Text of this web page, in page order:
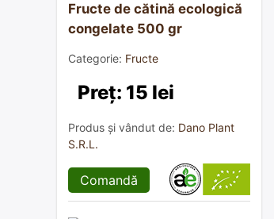
Fructe de cătină ecologică
congelate 500 gr
Categorie: Fructe
Preț: 15 lei
Produs și vândut de: Dano Plant
S.R.L.
Comandă